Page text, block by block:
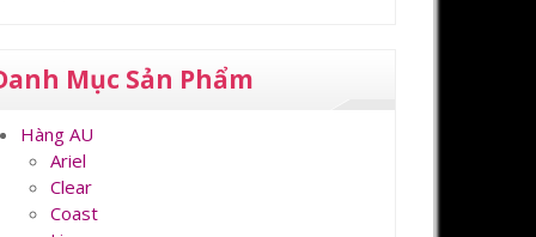
Mục Sản Phẩm
Hàng AU
Ariel
Clear
Coast